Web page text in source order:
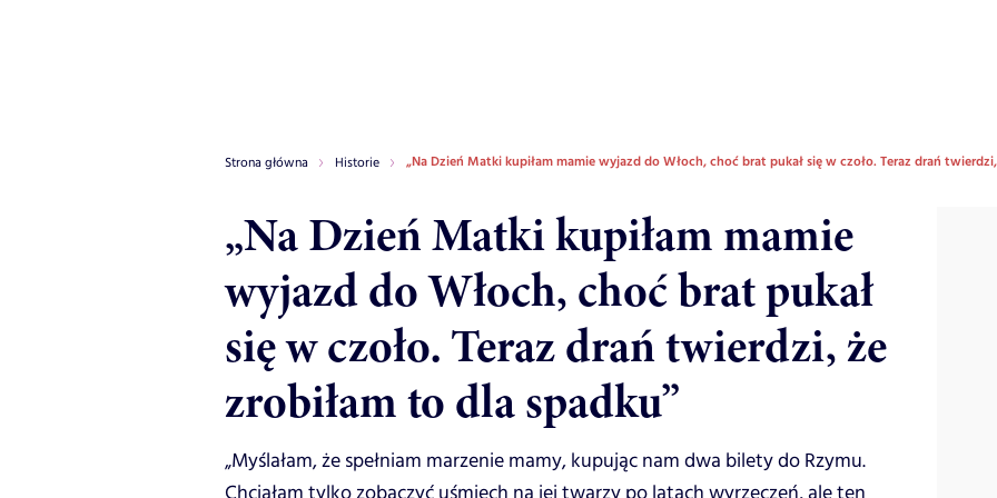
Strona główna Historie „Na Dzień Matki kupiłam mamie wyjazd do Włoch, choć brat pukał się w czoło. Teraz drań
„Na Dzień Matki kupiłam mamie
wyjazd do Włoch, choć brat pukał
się w czoło. Teraz drań twierdzi, że
zrobiłam to dla spadku”
„Myślałam, że spełniam marzenie mamy, kupując nam dwa bilety do Rzymu.